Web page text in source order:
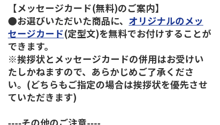
【メッセージカード(無料)のご案内】
●お選びいただいた商品に、 オリジナルのメッ
セージカード(定型文)を無料でお付けすることが
できます。
※挨拶状とメッセージカードの併用はお受けい
たしかねますので、あらかじめご了承くださ
い。(どちらもご指定の場合は挨拶状を優先させ
ていただきます)
----その他のご注意----